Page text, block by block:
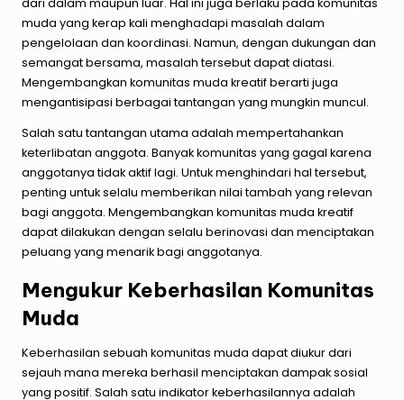
muda yang kerap kali menghadapi masalah dalam
pengelolaan dan koordinasi. Namun, dengan dukungan dan
semangat bersama, masalah tersebut dapat diatasi.
Mengembangkan komunitas muda kreatif berarti juga
mengantisipasi berbagai tantangan yang mungkin muncul.
Salah satu tantangan utama adalah mempertahankan
keterlibatan anggota. Banyak komunitas yang gagal karena
anggotanya tidak aktif lagi. Untuk menghindari hal tersebut,
penting untuk selalu memberikan nilai tambah yang relevan
bagi anggota. Mengembangkan komunitas muda kreatif
dapat dilakukan dengan selalu berinovasi dan menciptakan
peluang yang menarik bagi anggotanya.
Mengukur Keberhasilan Komunitas
Muda
Keberhasilan sebuah komunitas muda dapat diukur dari
sejauh mana mereka berhasil menciptakan dampak sosial
yang positif. Salah satu indikator keberhasilannya adalah